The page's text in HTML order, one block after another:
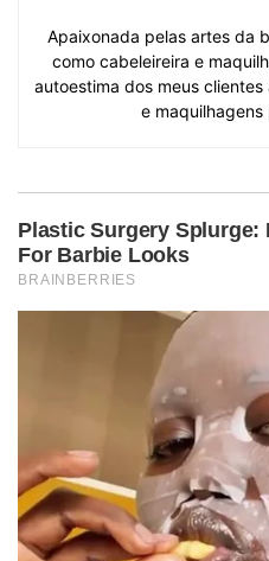
Apaixonada pelas artes da
como cabeleireira e
autoestima dos meus
e maquilhagens